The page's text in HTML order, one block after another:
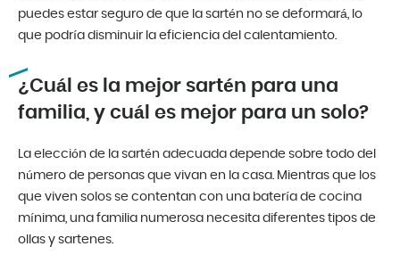
puedes estar seguro de que la sartén no se deformará, lo
que podría disminuir la eficiencia del calentamiento.
¿Cuál es la mejor sartén para una
familia, y cuál es mejor para un solo?
La elección de la sartén adecuada depende sobre todo del
número de personas que vivan en la casa. Mientras que los
que viven solos se contentan con una batería de cocina
mínima, una familia numerosa necesita diferentes tipos de
ollas y sartenes.